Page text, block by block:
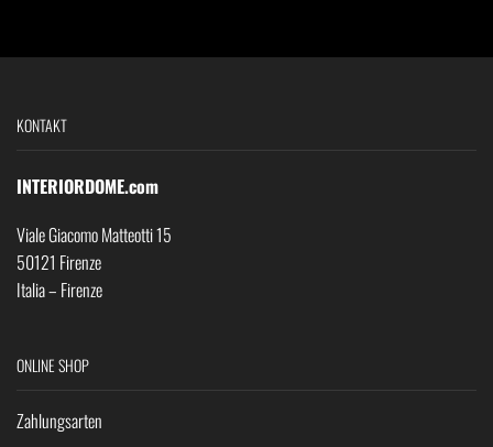
KONTAKT
INTERIORDOME.com
Viale Giacomo Matteotti 15
50121 Firenze
Italia – Firenze
ONLINE SHOP
Zahlungsarten